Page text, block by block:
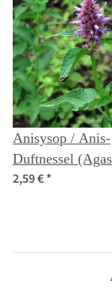
Anisysop / Anis-
Duftnessel
foeniculum) Bio
2,59 €*